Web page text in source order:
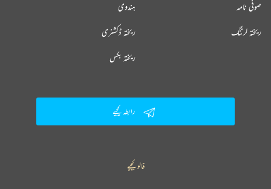
ہندوی صوفی نامہ
ریختہ ڈکشنری ریختہ لرننگ
ریختہ بکس
رابطہ کیجیے
فالو کیجیے